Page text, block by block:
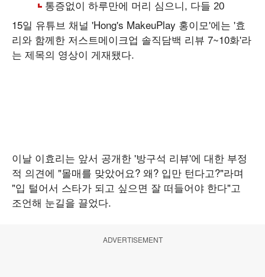
15일 유튜브 채널 'Hong's MakeuPlay 홍이모'에는 '효
리와 함께한 저스트메이크업 솔직담백 리뷰 7~10화'라
는 제목의 영상이 게재됐다.
이날 이효리는 앞서 공개한 '방구석 리뷰'에 대한 부정
적 의견에 "몰매를 맞았어요? 왜? 입만 턴다고?"라며
"입 털어서 스타가 되고 싶으면 잘 떠들어야 한다"고
조언해 눈길을 끌었다.
ADVERTISEMENT